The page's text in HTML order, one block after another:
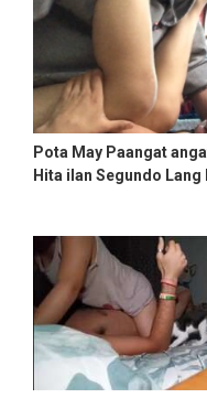
Pota May Paangat
Hita ilan Segundo Lang